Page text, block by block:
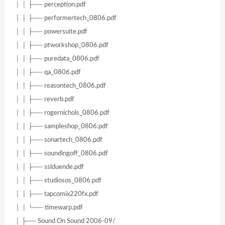
│ │ ├── perception.pdf
│ │ ├── performertech_0806.pdf
│ │ ├── powersuite.pdf
│ │ ├── ptworkshop_0806.pdf
│ │ ├── puredata_0806.pdf
│ │ ├── qa_0806.pdf
│ │ ├── reasontech_0806.pdf
│ │ ├── reverb.pdf
│ │ ├── rogernichols_0806.pdf
│ │ ├── sampleshop_0806.pdf
│ │ ├── sonartech_0806.pdf
│ │ ├── soundingoff_0806.pdf
│ │ ├── sslduende.pdf
│ │ ├── studiosos_0806.pdf
│ │ ├── tapcomix220fx.pdf
│ │ └── timewarp.pdf
│ ├── Sound On Sound 2006-09/